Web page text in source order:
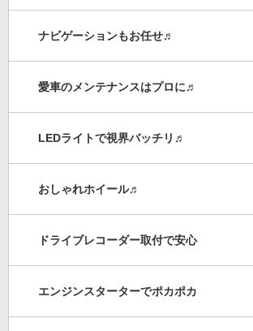
ナビゲーションもお任せ♬
愛車のメンテナンスはプロに♬
LEDライトで視界バッチリ♬
おしゃれホイール♬
ドライブレコーダー取付で安心
エンジンスターターでポカポカ